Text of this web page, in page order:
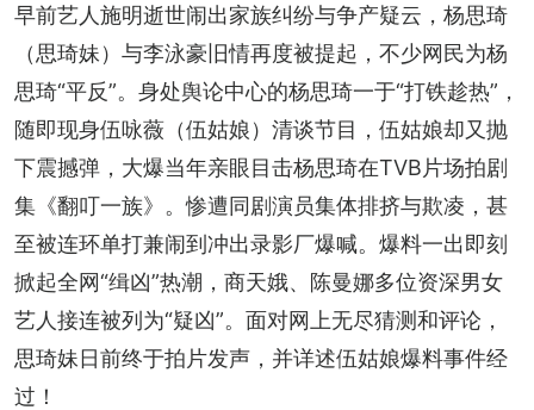
早前艺人施明逝世闹出家族纠纷与争产疑云，杨思琦
（思琦妹）与李泳豪旧情再度被提起，不少网民为杨
思琦“平反”。身处舆论中心的杨思琦一于“打铁趁热”，
随即现身伍咏薇（伍姑娘）清谈节目，伍姑娘却又抛
下震撼弹，大爆当年亲眼目击杨思琦在TVB片场拍剧
集《翻叮一族》。惨遭同剧演员集体排挤与欺凌，甚
至被连环单打兼闹到冲出录影厂爆喊。爆料一出即刻
掀起全网“缉凶”热潮，商天娥、陈曼娜多位资深男女
艺人接连被列为“疑凶”。面对网上无尽猜测和评论，
思琦妹日前终于拍片发声，并详述伍姑娘爆料事件经
过！